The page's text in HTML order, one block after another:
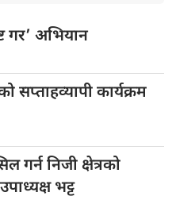
गर’ अभियान
सप्ताहव्यापी कार्यक्रम
गर्न निजी क्षेत्रको
भट्ट